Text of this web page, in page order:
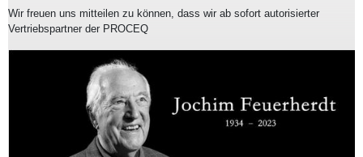
Wir freuen uns mitteilen zu können, dass wir ab sofort autorisierter
Vertriebspartner der PROCEQ